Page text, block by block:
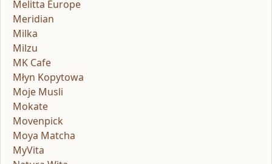
Melitta Europe
Meridian
Milka
Milzu
MK Cafe
Młyn Kopytowa
Moje Musli
Mokate
Movenpick
Moya Matcha
MyVita